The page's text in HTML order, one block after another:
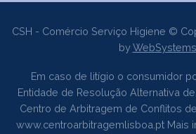
CSH - Comércio Serviço Higiene ©
byWebSystems
Em caso de litígio o consumidor
Entidade de Resolução Alternativa
Centro de Arbitragem de Conflitos
www.centroarbitragemlisboa.ptMais